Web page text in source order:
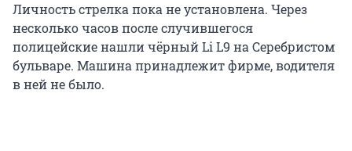
Личность стрелка пока не установлена. Через
несколько часов после случившегося
полицейские нашли чёрный Li L9 на Серебристом
бульваре. Машина принадлежит фирме, водителя
в ней не было.